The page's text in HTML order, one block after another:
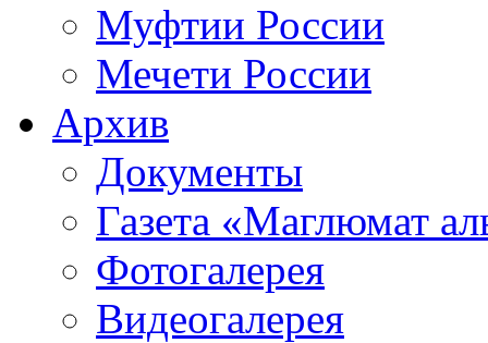
Муфтии России
Мечети России
Архив
Документы
Газета «Маглюмат
Фотогалерея
Видеогалерея